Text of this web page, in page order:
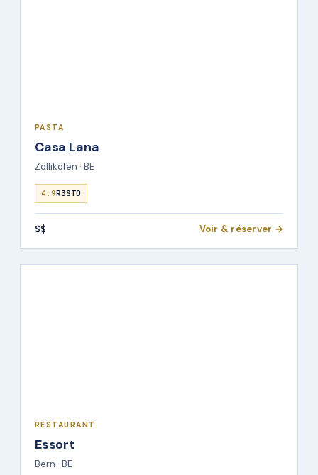
PASTA
Casa Lana
Zollikofen · BE
4.9R3STO
$$ Voir & réserver →
RESTAURANT
Essort
Bern · BE